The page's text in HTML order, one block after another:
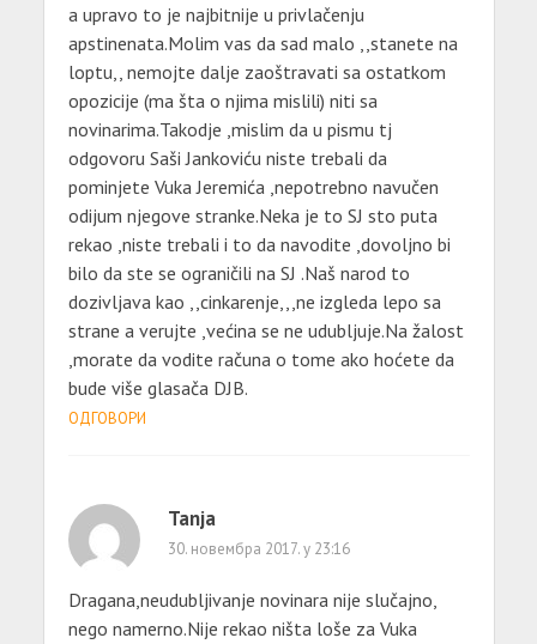
a upravo to je najbitnije u privlačenju
apstinenata.Molim vas da sad malo ,,stanete na
loptu,, nemojte dalje zaoštravati sa ostatkom
opozicije (ma šta o njima mislili) niti sa
novinarima.Takodje ,mislim da u pismu tj
odgovoru Saši Jankoviću niste trebali da
pominjete Vuka Jeremića ,nepotrebno navučen
odijum njegove stranke.Neka je to SJ sto puta
rekao ,niste trebali i to da navodite ,dovoljno bi
bilo da ste se ograničili na SJ .Naš narod to
dozivljava kao ,,cinkarenje,,,ne izgleda lepo sa
strane a verujte ,većina se ne udubljuje.Na žalost
,morate da vodite računa o tome ako hoćete da
bude više glasača DJB.
ОДГОВОРИ
Tanja
30. новембра 2017. у 23:16
Dragana,neudubljivanje novinara nije slučajno,
nego namerno.Nije rekao ništa loše za Vuka